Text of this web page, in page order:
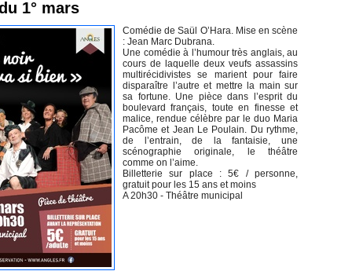
1° mars
Comédie de Saül O’Hara. Mise en scène
: Jean Marc Dubrana.
Une comédie à l’humour très anglais, au
cours de laquelle deux veufs assassins
multirécidivistes se marient pour faire
disparaître l’autre et mettre la main sur
sa fortune. Une pièce dans l’esprit du
boulevard français, toute en finesse et
malice, rendue célèbre par le duo Maria
Pacôme et Jean Le Poulain. Du rythme,
de l’entrain, de la fantaisie, une
scénographie originale, le théâtre
comme on l’aime.
Billetterie sur place : 5€ / personne,
gratuit pour les 15 ans et moins
A 20h30 - Théâtre municipal